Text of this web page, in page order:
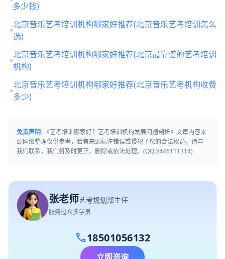
多少钱)
北京音乐艺考培训机构哪家好推荐(北京音乐艺考培训怎么
选)
北京音乐艺考培训机构哪家好推荐(北京最靠谱的艺考培训
机构)
北京音乐艺考培训机构哪家好推荐(北京音乐艺考机构收费
多少)
免责声明: 《艺考培训哪家好？艺考培训机构发展问题剖析》文章内容来
源网络整理仅供参考，若有来源标注错误或侵犯了您的合法权益，请与
我们联系，我们将及时更正、删除或依法处理。(QQ:2446111314)
张老师艺考规划部主任
服务过众多学员
call18501056132